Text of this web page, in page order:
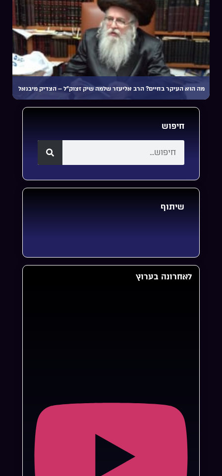
מה הוא העיקר בחיים? הרב אליעזר שלמה שיק זצוק”ל – הצדיק מיבנאל
חיפוש
שיתוף
לאחרונה בערוץ